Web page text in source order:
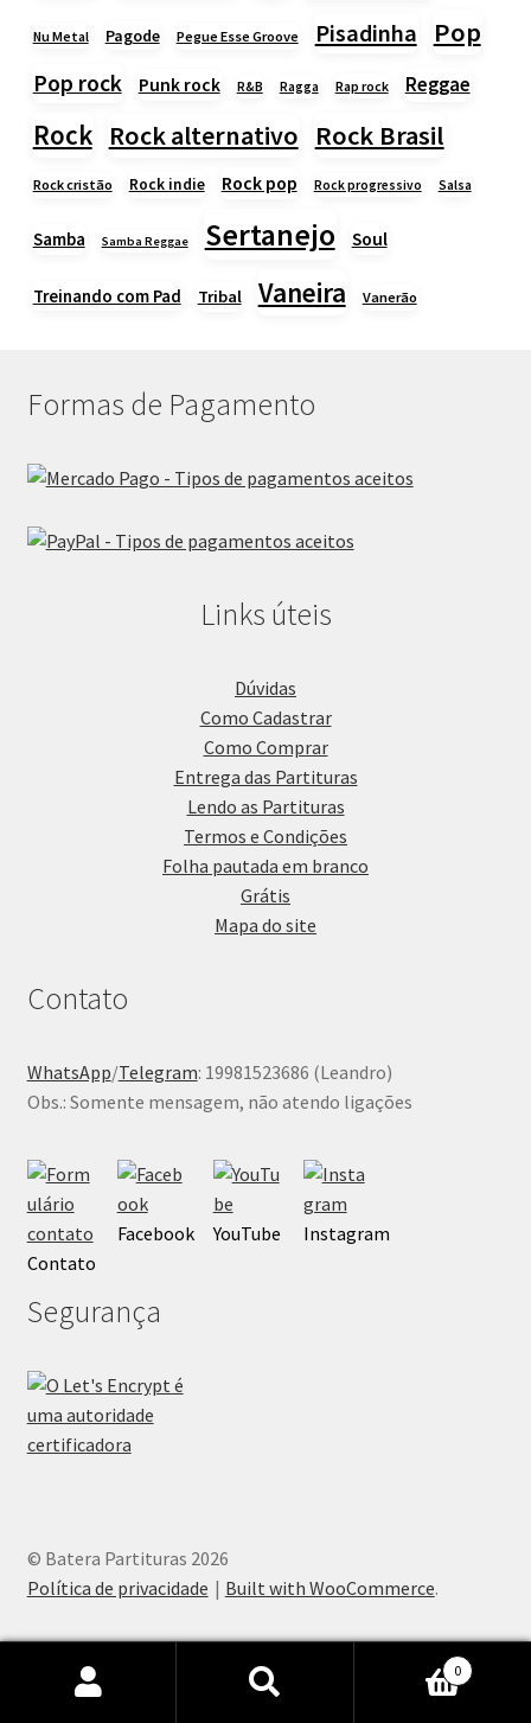
Nu Metal Pagode Pegue Esse Groove Pisadinha Pop
Pop rock Punk rock R&B Ragga Rap rock Reggae
Rock Rock alternativo Rock Brasil
Rock cristão Rock indie Rock pop Rock progressivo Salsa
Samba Samba Reggae Sertanejo Soul
Treinando com Pad Tribal Vaneira Vanerão
Formas de Pagamento
Links úteis
Dúvidas
Como Cadastrar
Como Comprar
Entrega das Partituras
Lendo as Partituras
Termos e Condições
Folha pautada em branco
Grátis
Mapa do site
Contato
WhatsApp/Telegram: 19981523686 (Leandro)
Obs.: Somente mensagem, não atendo ligações
Contato
Facebook YouTube Instagram
Segurança
© Batera Partituras 2026
Política de privacidade
Built with WooCommerce.
Pesquisar
Pesquisar
0